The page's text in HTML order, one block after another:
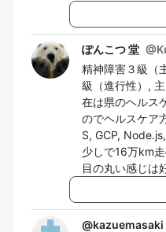
ぽんこつ 堂 @
精神障害３級（
級（進行性）,
在は県のヘルス
のでヘルスケア
S, GCP,
少しで16万km
目の丸い感じは
@kazuemasaki